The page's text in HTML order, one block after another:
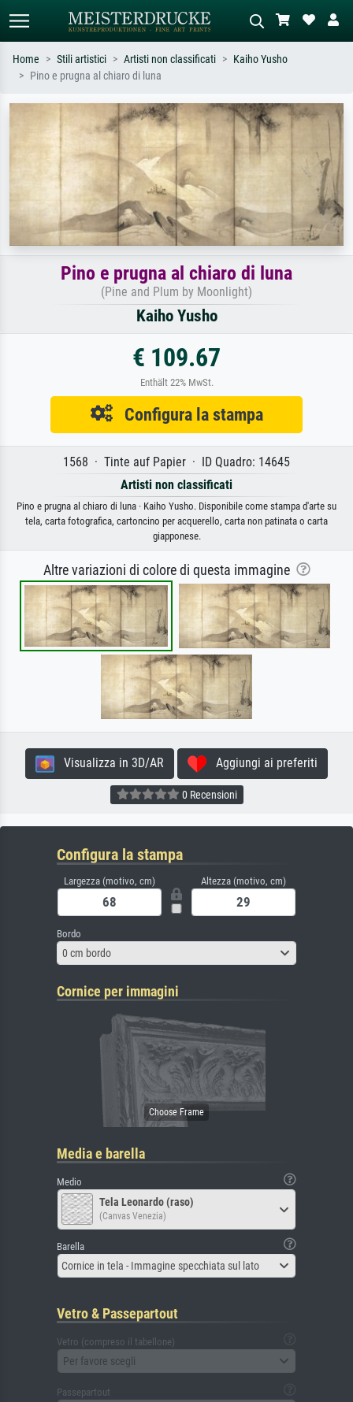
Cerca per artista, titolo o stile – es.
Monet, Notte stellata,
Impressionismo, onda di Hokusai,
nudo.
Descrivi la scena – es. prato verde,
astratto con molto rosso, dipinto a
olio scuro, nudo in piedi vicino a un
Home Stili artistici Artisti non classificati
Kaiho Yusho
Pino e prugna al chiaro di luna
Pino e prugna al chiaro di luna
(Pine and Plum by Moonlight)
Kaiho Yusho
€ 109.67
Enthält 22% MwSt.
Configura la stampa
1568 · Tinte auf Papier · ID Quadro: 14645
Artisti non classificati
Pino e prugna al chiaro di luna · Kaiho Yusho. Disponibile come stampa d'arte su
tela, carta fotografica, cartoncino per acquerello, carta non patinata o carta
giapponese.
Altre variazioni di colore di questa immagine
Visualizza in 3D/AR Aggiungi ai preferiti
0 Recensioni
Configura la stampa
Largezza (motivo, cm) Altezza (motivo, cm)
Bordo
0 cm bordo
Cornice per immagini
Media e barella
Medio
Tela Leonardo (raso)
(Canvas Venezia)
Barella
Cornice in tela - Immagine specchiata sul lato
Vetro & Passepartout
Vetro (compreso il tabellone)
Per favore scegli
Passepartout